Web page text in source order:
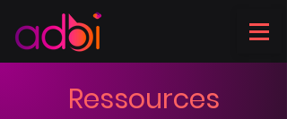
Ressources